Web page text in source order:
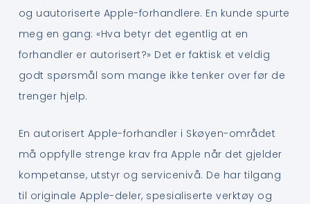
og uautoriserte Apple-forhandlere. En kunde spurte
meg en gang: «Hva betyr det egentlig at en
forhandler er autorisert?» Det er faktisk et veldig
godt spørsmål som mange ikke tenker over før de
trenger hjelp.
En autorisert Apple-forhandler i Skøyen-området
må oppfylle strenge krav fra Apple når det gjelder
kompetanse, utstyr og servicenivå. De har tilgang
til originale Apple-deler, spesialiserte verktøy og